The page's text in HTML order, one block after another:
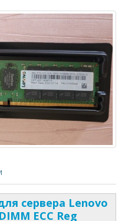
сервера Lenovo
ECC Reg